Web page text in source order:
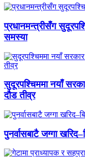
प्रधानमन्त्रीसँग
समस्या
सुदूरपश्चिममा नयाँ
दौड तीव्र
पुनर्वासबाटै जग्गा